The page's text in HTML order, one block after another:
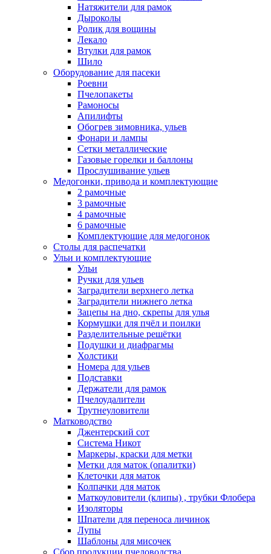
Натяжители для рамок
Дыроколы
Ролик для вощины
Лекало
Втулки для рамок
Шило
Оборудование для пасеки
Роевни
Пчелопакеты
Рамоносы
Апилифты
Обогрев зимовника, ульев
Фонари и лампы
Сетки металлические
Газовые горелки и баллоны
Прослушивание ульев
Медогонки, привода и комплектующие
2 рамочные
3 рамочные
4 рамочные
6 рамочные
Комплектующие для медогонок
Столы для распечатки
Ульи и комплектующие
Ульи
Ручки для ульев
Заградители верхнего летка
Заградители нижнего летка
Зацепы на дно, скрепы для улья
Кормушки для пчёл и поилки
Разделительные решётки
Подушки и диафрагмы
Холстики
Номера для ульев
Подставки
Держатели для рамок
Пчелоудалители
Трутнеуловители
Матководство
Джентерский сот
Система Никот
Маркеры, краски для метки
Метки для маток (опалитки)
Клеточки для маток
Колпачки для маток
Маткоуловители (клипы) , трубки Флобера
Изоляторы
Шпатели для переноса личинок
Лупы
Шаблоны для мисочек
Сбор продукции пчеловодства